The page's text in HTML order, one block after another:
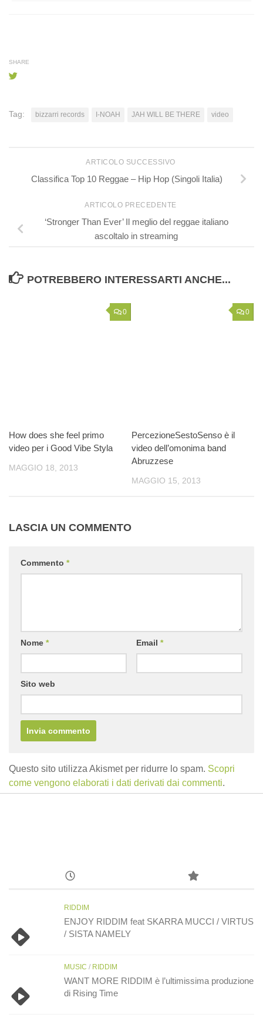
SHARE
Tag: bizzarri records I-NOAH JAH WILL BE THERE video
ARTICOLO SUCCESSIVO
Classifica Top 10 Reggae – Hip Hop (Singoli Italia)
ARTICOLO PRECEDENTE
‘Stronger Than Ever’ Il meglio del reggae italiano
ascoltalo in streaming
POTREBBERO INTERESSARTI ANCHE...
0
How does she feel primo
video per i Good Vibe Styla
MAGGIO 18, 2013
0
PercezioneSestoSenso è il
video dell’omonima band
Abruzzese
MAGGIO 15, 2013
LASCIA UN COMMENTO
Commento *
Nome * Email *
Sito web
Questo sito utilizza Akismet per ridurre lo spam. Scopri
come vengono elaborati i dati derivati dai commenti.
RIDDIM
ENJOY RIDDIM feat SKARRA MUCCI / VIRTUS
/ SISTA NAMELY
MUSIC / RIDDIM
WANT MORE RIDDIM è l’ultimissima produzione
di Rising Time